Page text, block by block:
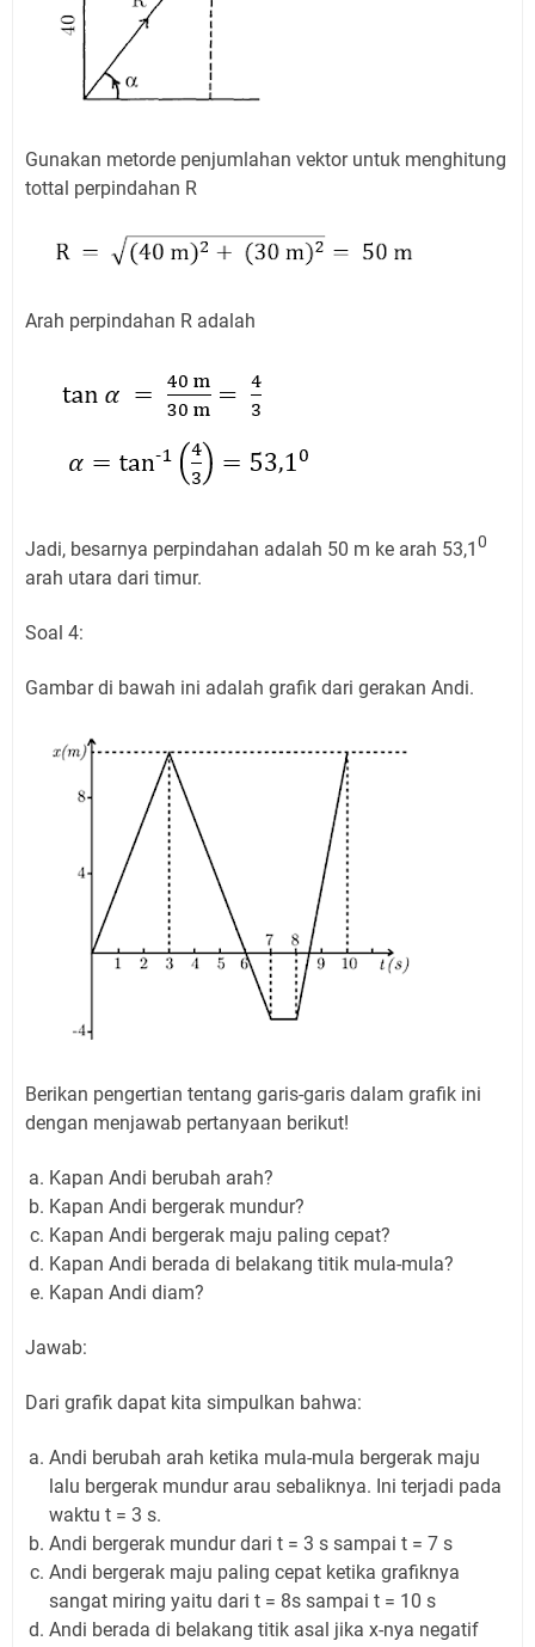
Gunakan metorde penjumlahan vektor untuk menghitung
tottal perpindahan R
Arah perpindahan R adalah
Jadi, besarnya perpindahan adalah 50 m ke arah 53,10
arah utara dari timur.
Soal 4:
Gambar di bawah ini adalah grafik dari gerakan Andi.
Berikan pengertian tentang garis-garis dalam grafik ini
dengan menjawab pertanyaan berikut!
Kapan Andi berubah arah?
Kapan Andi bergerak mundur?
Kapan Andi bergerak maju paling cepat?
Kapan Andi berada di belakang titik mula-mula?
Kapan Andi diam?
Jawab:
Dari grafik dapat kita simpulkan bahwa:
Andi berubah arah ketika mula-mula bergerak maju
lalu bergerak mundur arau sebaliknya. Ini terjadi pada
waktu t = 3 s.
Andi bergerak mundur dari t = 3 s sampai t = 7 s
Andi bergerak maju paling cepat ketika grafiknya
sangat miring yaitu dari t = 8s sampai t = 10 s
Andi berada di belakang titik asal jika x-nya negatif